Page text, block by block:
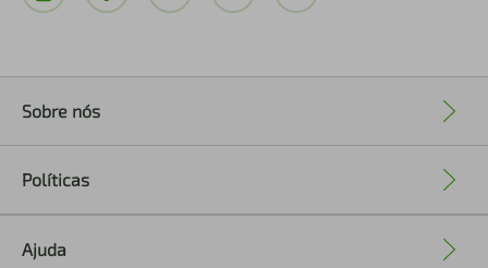
Sobre nós
Políticas
Ajuda